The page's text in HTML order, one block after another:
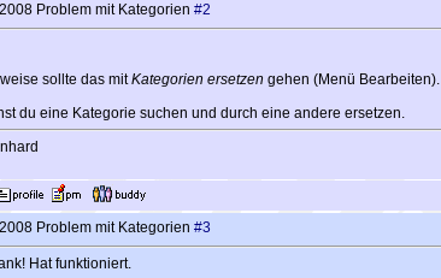
Problem mit Kategorien #2
sollte das mitKategorien ersetzen gehen (Menü Bearbeiten).
du eine Kategorie suchen und durch eine andere ersetzen.
Problem mit Kategorien #3
Hat funktioniert.